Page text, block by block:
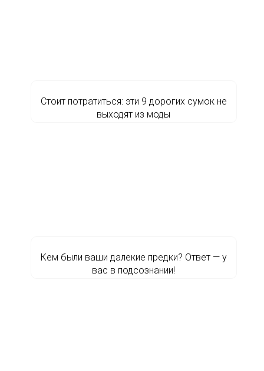
Стоит потратиться: эти 9 дорогих сумок не
выходят из моды
Кем были ваши далекие предки? Ответ — у
вас в подсознании!